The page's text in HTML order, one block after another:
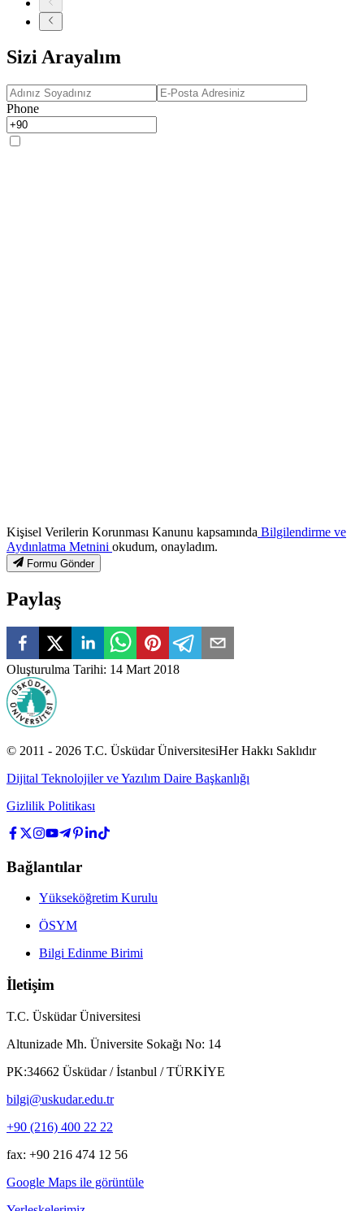
Sizi Arayalım
Phone
Kişisel Verilerin Korunması Kanunu kapsamında Bilgilendirme ve
Aydınlatma Metnini okudum, onayladım.
Formu Gönder
Paylaş
Oluşturulma Tarihi: 14 Mart 2018
© 2011 - 2026 T.C. Üsküdar ÜniversitesiHer Hakkı Saklıdır
Dijital Teknolojiler ve Yazılım Daire Başkanlığı
Gizlilik Politikası
Bağlantılar
Yükseköğretim Kurulu
ÖSYM
Bilgi Edinme Birimi
İletişim
T.C. Üsküdar Üniversitesi
Altunizade Mh. Üniversite Sokağı No: 14
PK:34662 Üsküdar / İstanbul / TÜRKİYE
bilgi@uskudar.edu.tr
+90 (216) 400 22 22
fax: +90 216 474 12 56
Google Maps ile görüntüle